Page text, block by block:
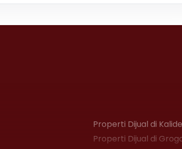
Properti Dijual di
Properti Dijual di